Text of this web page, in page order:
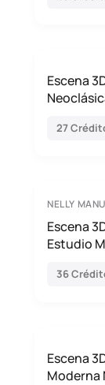
Escena
27
NELLY
Escena
Estudio
36
Escena
Moderna